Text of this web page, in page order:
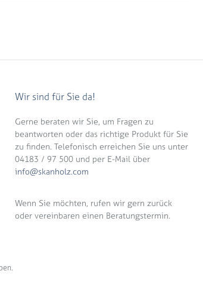
Wir sind für Sie da!
Gerne beraten wir Sie, um Fragen zu
beantworten oder das richtige Produkt für Sie
zu finden. Telefonisch erreichen Sie uns unter
04183 / 97 500 und per E-Mail über
info@skanholz.com
Wenn Sie möchten, rufen wir gern zurück
oder vereinbaren einen Beratungstermin.